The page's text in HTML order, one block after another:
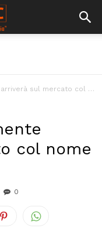
mercato col nome HTC 10 evo
col nome
0